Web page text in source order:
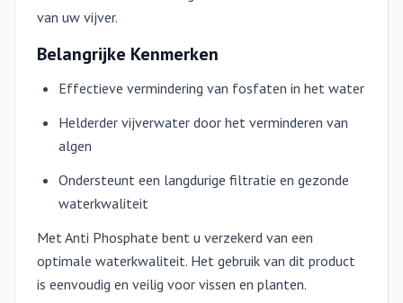
van uw vijver.
Belangrijke Kenmerken
Effectieve vermindering van fosfaten in het water
Helderder vijverwater door het verminderen van
algen
Ondersteunt een langdurige filtratie en gezonde
waterkwaliteit
Met Anti Phosphate bent u verzekerd van een
optimale waterkwaliteit. Het gebruik van dit product
is eenvoudig en veilig voor vissen en planten.